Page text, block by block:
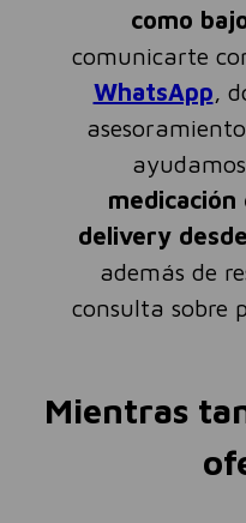
como
comunicarte
WhatsApp,
medicación
delivery
además de
consulta sobre
Mientras